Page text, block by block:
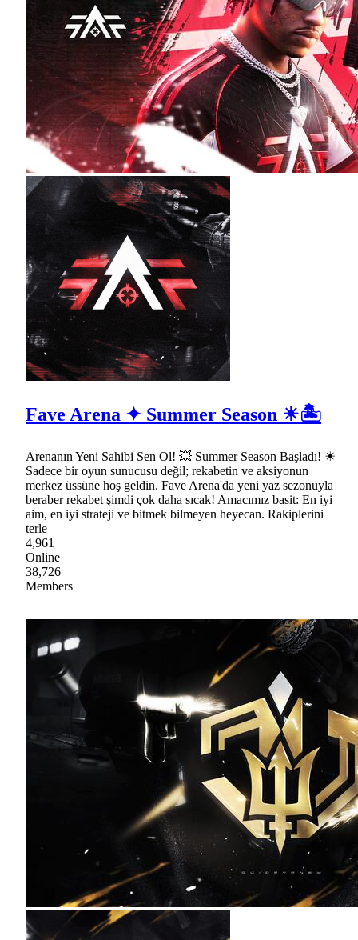
Fave Arena ✦ Summer Season ☀🏝
Arenanın Yeni Sahibi Sen Ol! 💥 Summer Season Başladı! ☀
Sadece bir oyun sunucusu değil; rekabetin ve aksiyonun
merkez üssüne hoş geldin. Fave Arena'da yeni yaz sezonuyla
beraber rekabet şimdi çok daha sıcak! Amacımız basit: En iyi
aim, en iyi strateji ve bitmek bilmeyen heyecan. Rakiplerini
terle
4,961
Online
38,726
Members